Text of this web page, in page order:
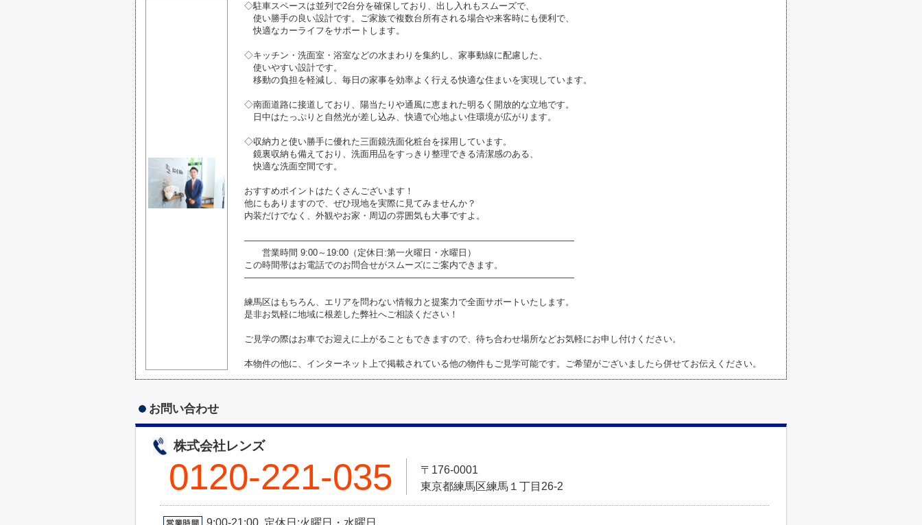
◇駐車スペースは並列で2台分を確保しており、出し入れもスムーズで、
使い勝手の良い設計です。ご家族で複数台所有される場合や来客時にも便利で、
快適なカーライフをサポートします。
◇キッチン・洗面室・浴室などの水まわりを集約し、家事動線に配慮した、
使いやすい設計です。
移動の負担を軽減し、毎日の家事を効率よく行える快適な住まいを実現しています。
◇南面道路に接道しており、陽当たりや通風に恵まれた明るく開放的な立地です。
日中はたっぷりと自然光が差し込み、快適で心地よい住環境が広がります。
◇収納力と使い勝手に優れた三面鏡洗面化粧台を採用しています。
鏡裏収納も備えており、洗面用品をすっきり整理できる清潔感のある、
快適な洗面空間です。
おすすめポイントはたくさんございます！
他にもありますので、ぜひ現地を実際に見てみませんか？
内装だけでなく、外観やお家・周辺の雰囲気も大事ですよ。
―――――――――――――――――――――――――――――――――――――
営業時間 9:00～19:00（定休日:第一火曜日・水曜日）
この時間帯はお電話でのお問合せがスムーズにご案内できます。
―――――――――――――――――――――――――――――――――――――
練馬区はもちろん、エリアを問わない情報力と提案力で全面サポートいたします。
是非お気軽に地域に根差した弊社へご相談ください！
ご見学の際はお車でお迎えに上がることもできますので、待ち合わせ場所などお気軽にお申し付けください。
本物件の他に、インターネット上で掲載されている他の物件もご見学可能です。ご希望がございましたら併せてお伝えください。
お問い合わせ
株式会社レンズ
0120-221-035
〒176-0001
東京都練馬区練馬１丁目26-2
9:00-21:00 定休日:火曜日・水曜日